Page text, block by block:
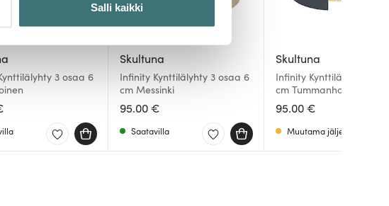
ja analytiikka-alan
yhdistää näitä tietoja muihin tietoihin, joita
Salli kaikki
3 osaa 6
Skultuna
Infinity Kynttilälyhty 3 osaa 6
cm Messinki
95.00 €
Saatavilla
Skultuna
Infinity Kynttilälyhty 3
cm Tummanharmaa
95.00 €
Muutama jäljellä